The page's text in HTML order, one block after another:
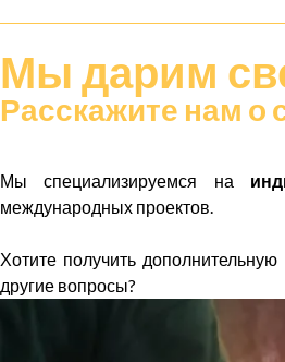
Мы дарим
Расскажите нам о
Мы специализируемся на
международных проектов.
Хотите получить
другие вопросы?